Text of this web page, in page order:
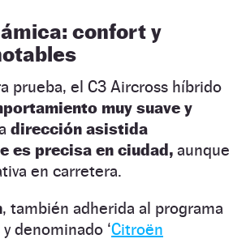
confort y
prueba, el C3 Aircross híbrido
muy suave y
dirección asistida
es precisa en ciudad, aunque
en carretera.
, también adherida al programa
denominado ‘Citroën